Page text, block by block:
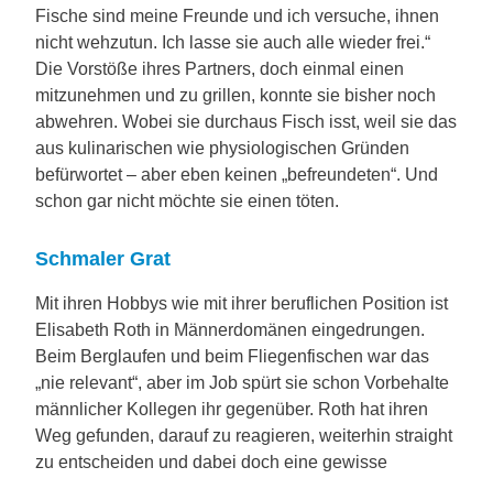
Fische sind meine Freunde und ich versuche, ihnen
nicht wehzutun. Ich lasse sie auch alle wieder frei.“
Die Vorstöße ihres Partners, doch einmal einen
mitzunehmen und zu grillen, konnte sie bisher noch
abwehren. Wobei sie durchaus Fisch isst, weil sie das
aus kulinarischen wie physiologischen Gründen
befürwortet – aber eben keinen „befreundeten“. Und
schon gar nicht möchte sie einen töten.
Schmaler Grat
Mit ihren Hobbys wie mit ihrer beruflichen Position ist
Elisabeth Roth in Männerdomänen eingedrungen.
Beim Berglaufen und beim Fliegenfischen war das
„nie relevant“, aber im Job spürt sie schon Vorbehalte
männlicher Kollegen ihr gegenüber. Roth hat ihren
Weg gefunden, darauf zu reagieren, weiterhin straight
zu entscheiden und dabei doch eine gewisse